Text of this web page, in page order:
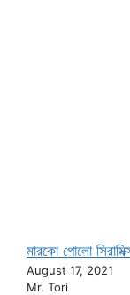
মারকো পোলো
August 17, 2021
Mr. Tori